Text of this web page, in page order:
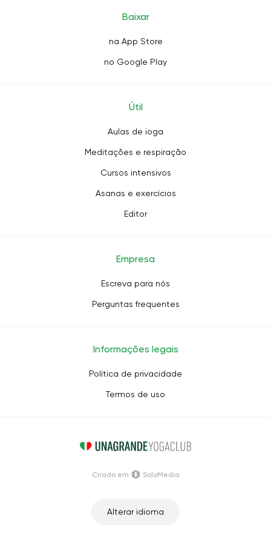
Baixar
na App Store
no Google Play
Útil
Aulas de ioga
Meditações e respiração
Cursos intensivos
Asanas e exercícios
Editor
Empresa
Escreva para nós
Perguntas frequentes
Informações legais
Política de privacidade
Termos de uso
Alterar idioma
Criado em SoloMedia